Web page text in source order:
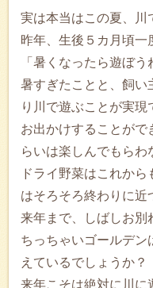
実は本当はこの夏、川
昨年、生後５カ月頃一
「暑くなったら遊ぼ
暑すぎたことと、飼い
り川で遊ぶことが実現
お出かけすることがで
らいは楽しんでもらわ
ドライ野菜はこれか
はそろそろ終わりに近
来年まで、しばしお別
ちっちゃいゴールデン
えているでしょうか？
来年こそは絶対に川に